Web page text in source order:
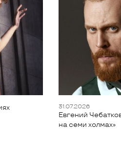
31.07.2026
Евгений
на семи холмах»